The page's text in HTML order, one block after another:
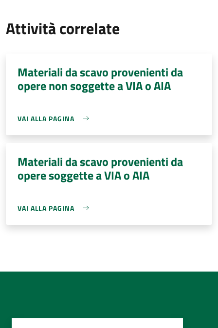
Attività correlate
Materiali da scavo provenienti da
opere non soggette a VIA o AIA
VAI ALLA PAGINA
Materiali da scavo provenienti da
opere soggette a VIA o AIA
VAI ALLA PAGINA